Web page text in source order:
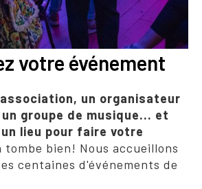
votre événement
un organisateur
groupe de musique... et
lieu pour faire votre
tombe bien! Nous accueillons
centaines d'événements de